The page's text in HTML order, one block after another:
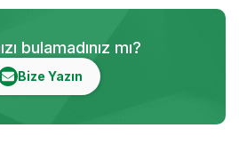
bulamadınız mı?
Bize Yazın